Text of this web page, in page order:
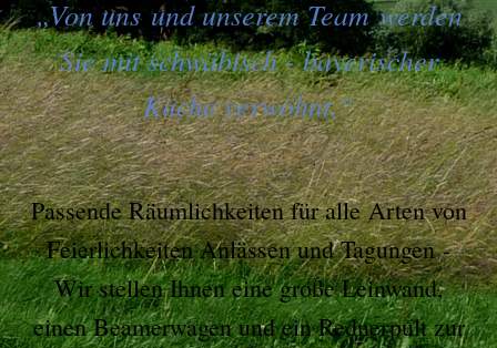
„Von uns und unserem Team werden
Sie mit schwäbisch - bayerischer
Küche verwöhnt.“
Passende Räumlichkeiten für alle Arten von
Feierlichkeiten Anlässen und Tagungen -
Wir stellen Ihnen eine große Leinwand,
einen Beamerwagen und ein Rednerpult zur